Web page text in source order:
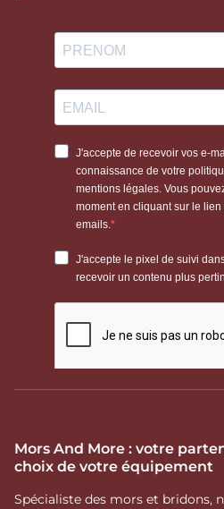
Mors And More : votre
choix de votre équipement
Spécialiste des mors et bridons,